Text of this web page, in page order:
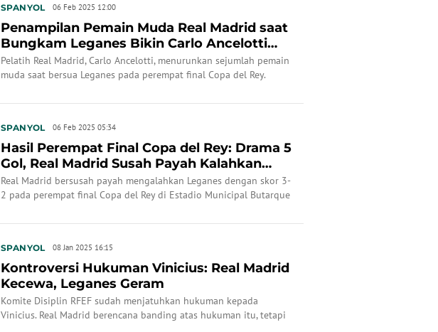
SPANYOL 06 Feb 2025 12:00
Penampilan Pemain Muda Real Madrid saat
Bungkam Leganes Bikin Carlo Ancelotti
Terkesan
Pelatih Real Madrid, Carlo Ancelotti, menurunkan sejumlah pemain
muda saat bersua Leganes pada perempat final Copa del Rey.
SPANYOL 06 Feb 2025 05:34
Hasil Perempat Final Copa del Rey: Drama 5
Gol, Real Madrid Susah Payah Kalahkan
Leganes
Real Madrid bersusah payah mengalahkan Leganes dengan skor 3-
2 pada perempat final Copa del Rey di Estadio Municipal Butarque
SPANYOL 08 Jan 2025 16:15
Kontroversi Hukuman Vinicius: Real Madrid
Kecewa, Leganes Geram
Komite Disiplin RFEF sudah menjatuhkan hukuman kepada
Vinicius. Real Madrid berencana banding atas hukuman itu, tetapi